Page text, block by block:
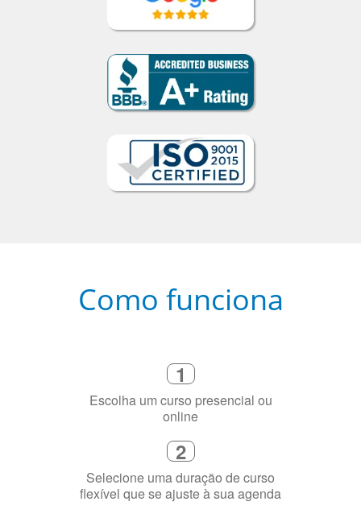
Como funciona
1
Escolha um curso presencial ou
online
2
Selecione uma duração de curso
flexível que se ajuste à sua agenda